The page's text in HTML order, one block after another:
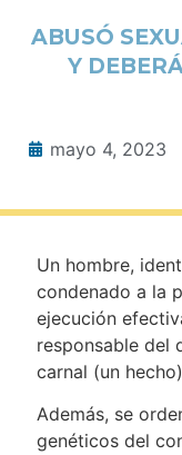
ABUSÓ
Y
mayo 4, 2023
Un hombre,
condenado a la
ejecución
responsable del
carnal (un
Además, se
genéticos del